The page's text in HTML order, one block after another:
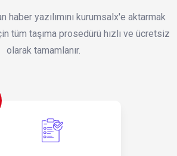
haber yazılımını kurumsalx'e aktarmak
tüm taşıma prosedürü hızlı ve ücretsiz
olarak tamamlanır.